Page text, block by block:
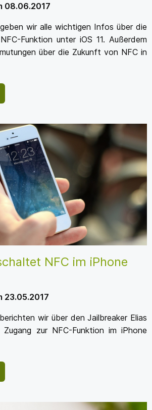
08.06.2017
wir alle wichtigen Infos über die
Funktion unter iOS 11. Außerdem
über die Zukunft von NFC in
NFC im iPhone
wir über den Jailbreaker Elias
zur NFC-Funktion im iPhone